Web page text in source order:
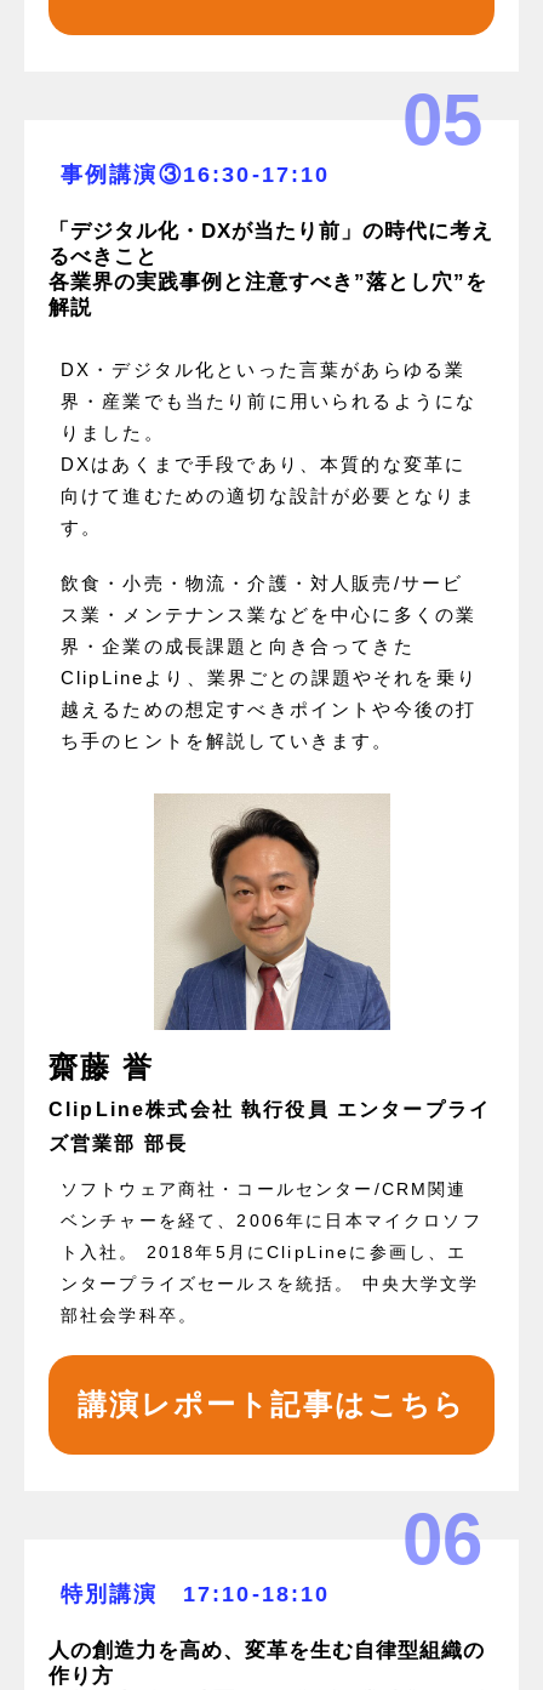
05
事例講演③16:30-17:10
「デジタル化・DXが当たり前」の時代に考え
るべきこと
各業界の実践事例と注意すべき”落とし穴”を
解説
DX・デジタル化といった言葉があらゆる業
界・産業でも当たり前に用いられるようにな
りました。
DXはあくまで手段であり、本質的な変革に
向けて進むための適切な設計が必要となりま
す。
飲食・小売・物流・介護・対人販売/サービ
ス業・メンテナンス業などを中心に多くの業
界・企業の成長課題と向き合ってきた
ClipLineより、業界ごとの課題やそれを乗り
越えるための想定すべきポイントや今後の打
ち手のヒントを解説していきます。
齋藤 誉
ClipLine株式会社 執行役員 エンタープライ
ズ営業部 部長
ソフトウェア商社・コールセンター/CRM関連
ベンチャーを経て、2006年に日本マイクロソフ
ト入社。 2018年5月にClipLineに参画し、エ
ンタープライズセールスを統括。 中央大学文学
部社会学科卒。
講演レポート記事はこちら
06
特別講演 17:10-18:10
人の創造力を高め、変革を生む自律型組織の
作り方